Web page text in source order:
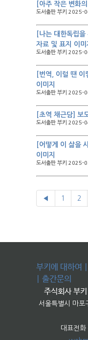
[아주 작은 변화
도서출판 부키 2025-
[나는 대한독립
자료 및 표지 이미
도서출판 부키 2025-
[번역, 이럴 땐
이미지
도서출판 부키 2025-
[초역 채근담] 보
도서출판 부키 2025-
[어떻게 이 삶을
이미지
도서출판 부키 2025-
◀ 1 2
부키에 대하여
출간문의
주식회사 부
서울특별시 마
대표전